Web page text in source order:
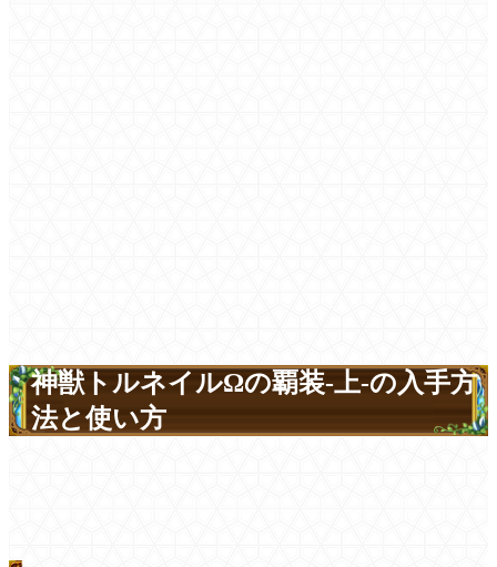
神獣トルネイルΩの覇装-上-の入手方
法と使い方